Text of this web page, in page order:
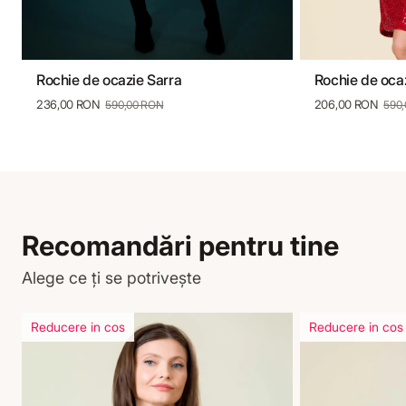
36 38 40 42
Rochie de ocazie Sarra
236,00 RON 590,00 RON
36 38
Rochie de
206,00 RON
Recomandări pentru tine
Alege ce ți se potrivește
Reducere in cos Reducere in cos